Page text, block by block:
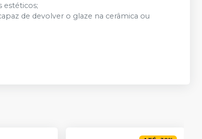
estéticos;
de devolver o glaze na cerâmica ou